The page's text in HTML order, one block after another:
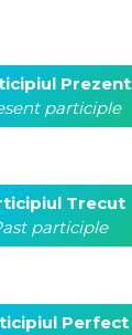
Prezent
participle
Trecut
participle
Perfect